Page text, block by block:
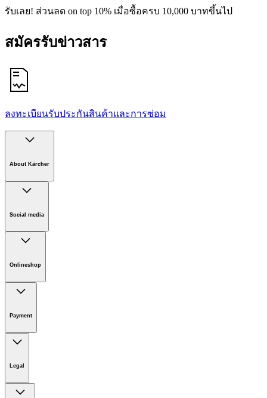
รับเลย! ส่วนลด on top 10% เมื่อซื้อครบ 10,000 บาทขึ้นไป
สมัครรับข่าวสาร
ลงทะเบียนรับประกันสินค้าและการซ่อม
About Kärcher
Sustainability
Newsroom
Social media
Onlineshop
ONLINE SHOP - Membership
Kärcher Online Shop
Payment
Legal